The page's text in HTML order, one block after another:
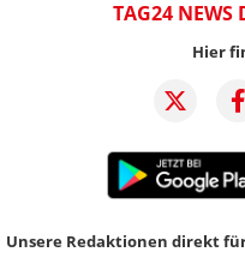
TAG24
Hier
Unsere Redaktionen direkt